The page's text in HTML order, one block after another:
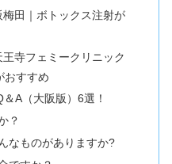
田｜ボトックス注射が
寺フェミークリニック
おすすめ
A（大阪版）6選！
？
なものがありますか?